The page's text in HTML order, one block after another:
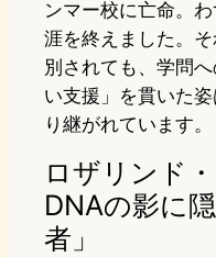
ンマー校に亡命。
涯を終えました。
別されても、学問
い支援」を貫いた
り継がれています。
ロザリンド
DNAの影に
者」